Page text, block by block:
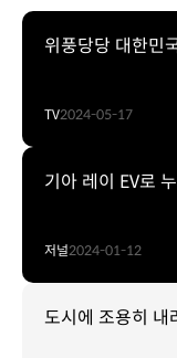
위풍당당 대한민
TV2024-05-17
기아 레이 EV로
저널2024-01-12
도시에 조용히 내